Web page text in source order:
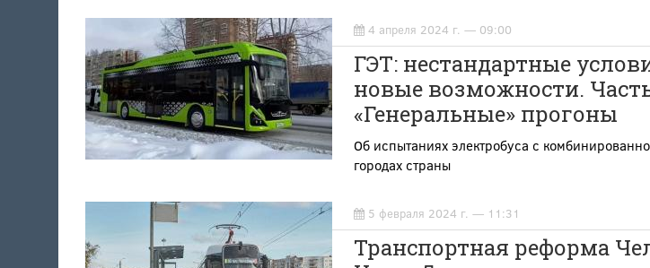
4 апреля 2024 г. — 09:00
ГЭТ: нестандартные
новые возможности.
«Генеральные» прогоны
Об испытаниях электробуса с
городах страны
5 февраля 2024 г. — 11:31
Транспортная реформа